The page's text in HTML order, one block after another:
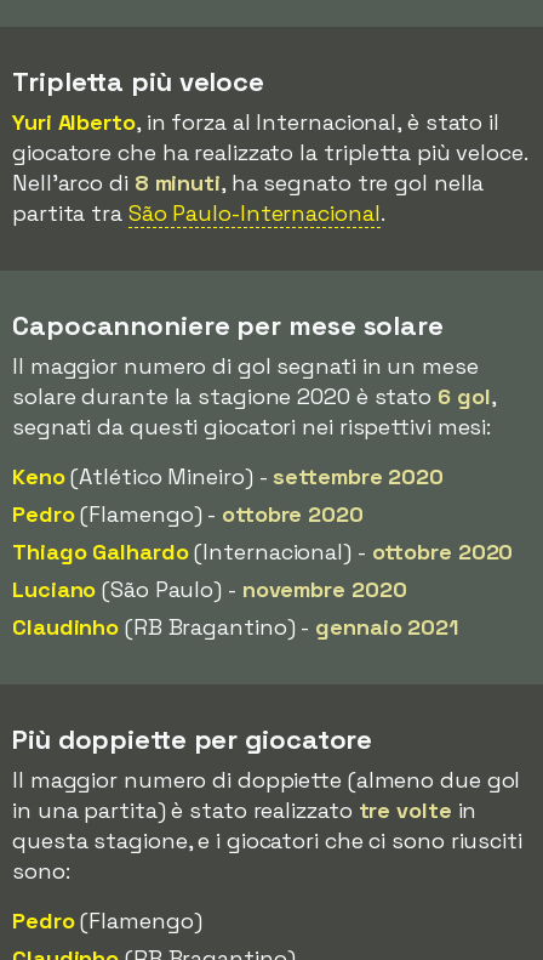
Tripletta più veloce
Yuri Alberto, in forza al Internacional, è stato il
giocatore che ha realizzato la tripletta più veloce.
Nell'arco di 8 minuti, ha segnato tre gol nella
partita tra São Paulo-Internacional.
Capocannoniere per mese solare
Il maggior numero di gol segnati in un mese
solare durante la stagione 2020 è stato 6 gol,
segnati da questi giocatori nei rispettivi mesi:
Keno(Atlético Mineiro) - settembre 2020
Pedro(Flamengo) - ottobre 2020
Thiago Galhardo(Internacional) - ottobre 2020
Luciano (São Paulo) - novembre 2020
Claudinho (RB Bragantino) - gennaio 2021
Più doppiette per giocatore
Il maggior numero di doppiette (almeno due gol
in una partita) è stato realizzato tre volte in
questa stagione, e i giocatori che ci sono riusciti
sono:
Pedro(Flamengo)